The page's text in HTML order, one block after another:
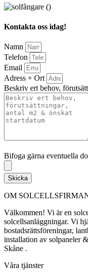
Kontakta oss idag!
Namn
Telefon
Email
Adress + Ort
Beskriv ert behov,
Bifoga gärna eventuella
Skicka
OM
Välkommen! Vi är en
solcellsanläggningar. Vi
bostadsrättsföreningar,
installation av solpaneler
Skåne .
Våra tjänster